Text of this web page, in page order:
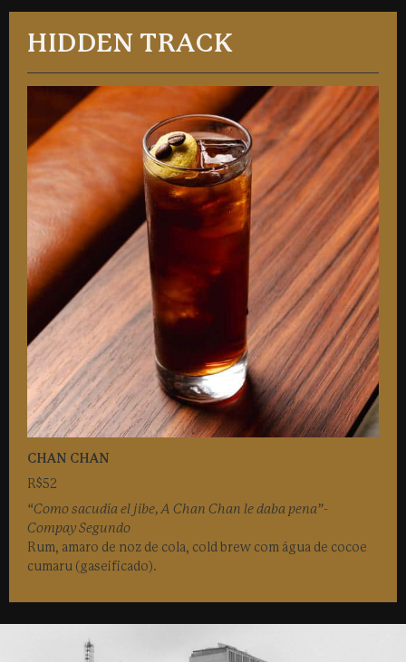
HIDDEN TRACK
CHAN CHAN
R$52
“Como sacudía el jibe, A Chan Chan le daba pena”-
Compay Segundo
Rum, amaro de noz de cola, cold brew com água de cocoe
cumaru (gaseificado).